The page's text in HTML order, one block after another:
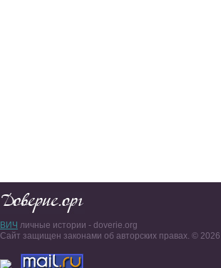
ВИЧ личные истории - doverie.org
Сайт защищен законами об авторских правах. © 2026